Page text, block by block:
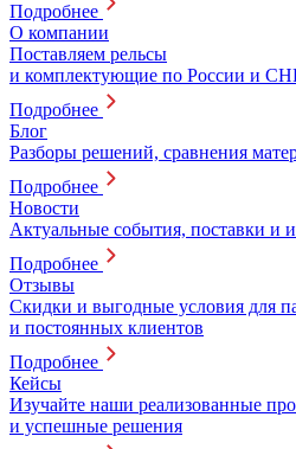
Подробнее
О компании
Поставляем рельсы
и комплектующие по России и
Подробнее
Блог
Разборы решений, сравнения
Подробнее
Новости
Актуальные события, поставки и
Подробнее
Отзывы
Скидки и выгодные условия для
и постоянных клиентов
Подробнее
Кейсы
Изучайте наши реализованные
и успешные решения